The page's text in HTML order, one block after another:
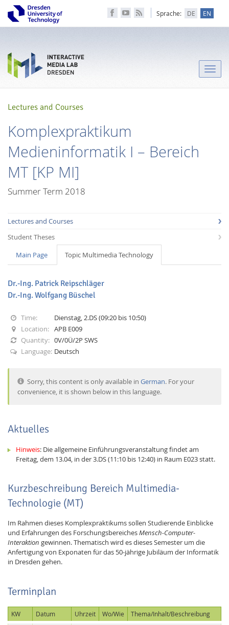
Sprache: DE EN
Toggle
Lectures and Courses
Komplexpraktikum
Medieninformatik I – Bereich
MT [KP MI]
Summer Term 2018
Lectures and Courses
Student Theses
Main Page
Topic Multimedia Technology
Dr.-Ing. Patrick Reipschläger
Dr.-Ing. Wolfgang Büschel
Time:
Dienstag, 2.DS (09:20 bis 10:50)
Location: APB E009
Quantity: 0V/0Ü/2P SWS
Language: Deutsch
Sorry, this content is only available inGerman. For your
convenience, it is shown below in this language.
Aktuelles
Hinweis: Die allgemeine Einführungsveranstaltung findet am
Freitag, dem 13.04, in der 3.DS (11:10 bis 12:40) in Raum E023 statt.
Kurzbeschreibung Bereich Multimedia-
Technologie (MT)
Im Rahmen dieses Komplexpraktikums sollen Studierende Einblicke
und Erfahrungen des ForschungsbereichesMensch-Computer-
Interaktion gewinnen. Thematisch wird es dieses Semester um die
Anfertigung von Exponaten für das 50-jährige Jubiläum der Informatik
in Dresden gehen.
Terminplan
KW Datum Uhrzeit Wo/Wie Thema/Inhalt/Beschreibung